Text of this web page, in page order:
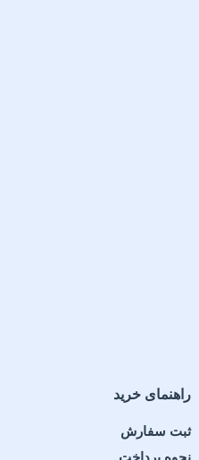
به طور همه کاره با طیف
راهنمای خرید
ثبت سفارش